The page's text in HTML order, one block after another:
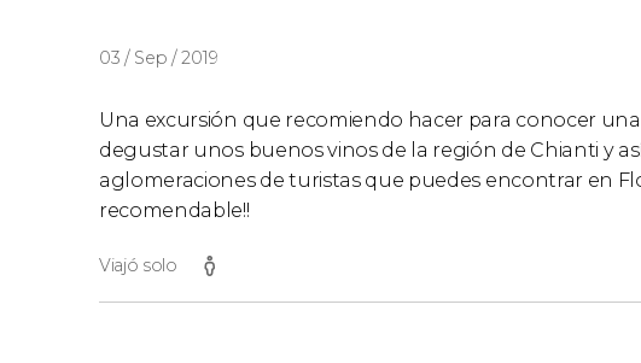
03 / Sep / 2019
Una excursión que recomiendo hacer para conocer
degustar unos buenos vinos de la región de Chianti y
aglomeraciones de turistas que puedes encontrar en
recomendable!!
Viajó solo